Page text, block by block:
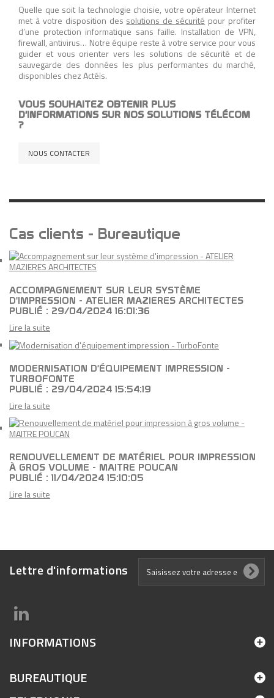
Quelle que soit la technologie choisie, votre opérateur Internet
met à votre disposition des solutions de sécurité pour profiter
d’une protection informatique sans faille. Installation de VPN,
firewall, antivirus… Notre équipe reste à votre service pour vous
guider et vous orienter vers les solutions de sécurité et de
sauvegarde des données les plus performantes du marché,
disponibles chez Actéïs.
VOUS SOUHAITEZ OBTENIR PLUS
D'INFORMATIONS SUR NOS SOLUTIONS TÉLÉCOM
?
NOUS CONTACTER
Cas clients - Bureautique
ACCOMPAGNEMENT SUR LEUR SYSTÈME
D'IMPRESSION - ATELIER MAZIERES ARCHITECTES
PUBLIÉ : 29/04/2024 16:01:36
Lire la suite
MODERNISATION D'ÉQUIPEMENT IMPRESSION -
TURBOFONTE
PUBLIÉ : 29/04/2024 15:54:19
Lire la suite
RENOUVELLEMENT DE MATÉRIEL POUR IMPRESSION
À GROS VOLUME - MAITRE POUCAN
PUBLIÉ : 11/04/2024 15:10:05
Lire la suite
Lettre d'informations
INFORMATIONS
BUREAUTIQUE